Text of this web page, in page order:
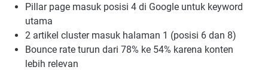
Pillar page masuk posisi 4 di Google untuk keyword
utama
2 artikel cluster masuk halaman 1 (posisi 6 dan 8)
Bounce rate turun dari 78% ke 54% karena konten
lebih relevan